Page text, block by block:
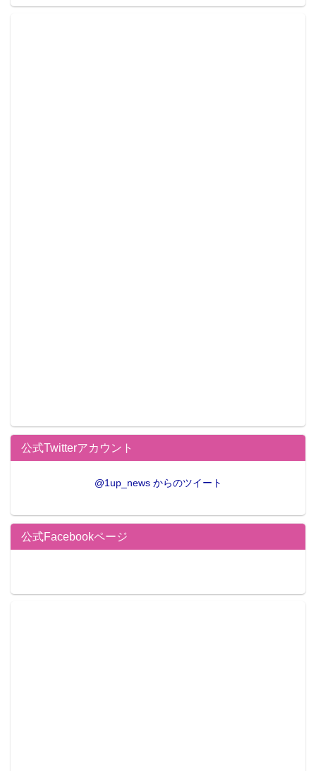
公式Twitterアカウント
@1up_news からのツイート
公式Facebookページ